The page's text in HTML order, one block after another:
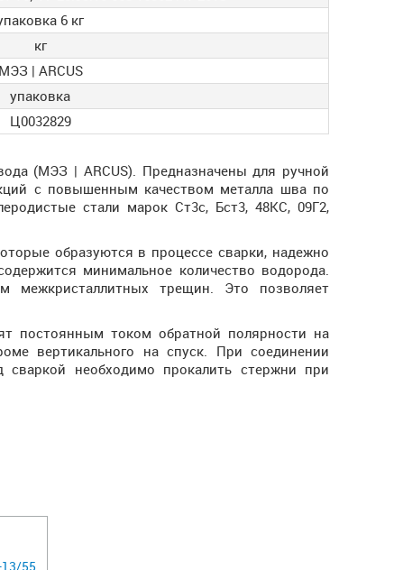
6 кг
кг
МЭЗ | ARCUS
упаковка
Ц0032829
(МЭЗ | ARCUS). Предназначены для ручной
с повышенным качеством металла шва по
стали марок Ст3с, Бст3, 48КС, 09Г2,
образуются в процессе сварки, надежно
минимальное количество водорода.
трещин. Это позволяет
постоянным током обратной полярности на
вертикального на спуск. При соединении
необходимо прокалить стержни при